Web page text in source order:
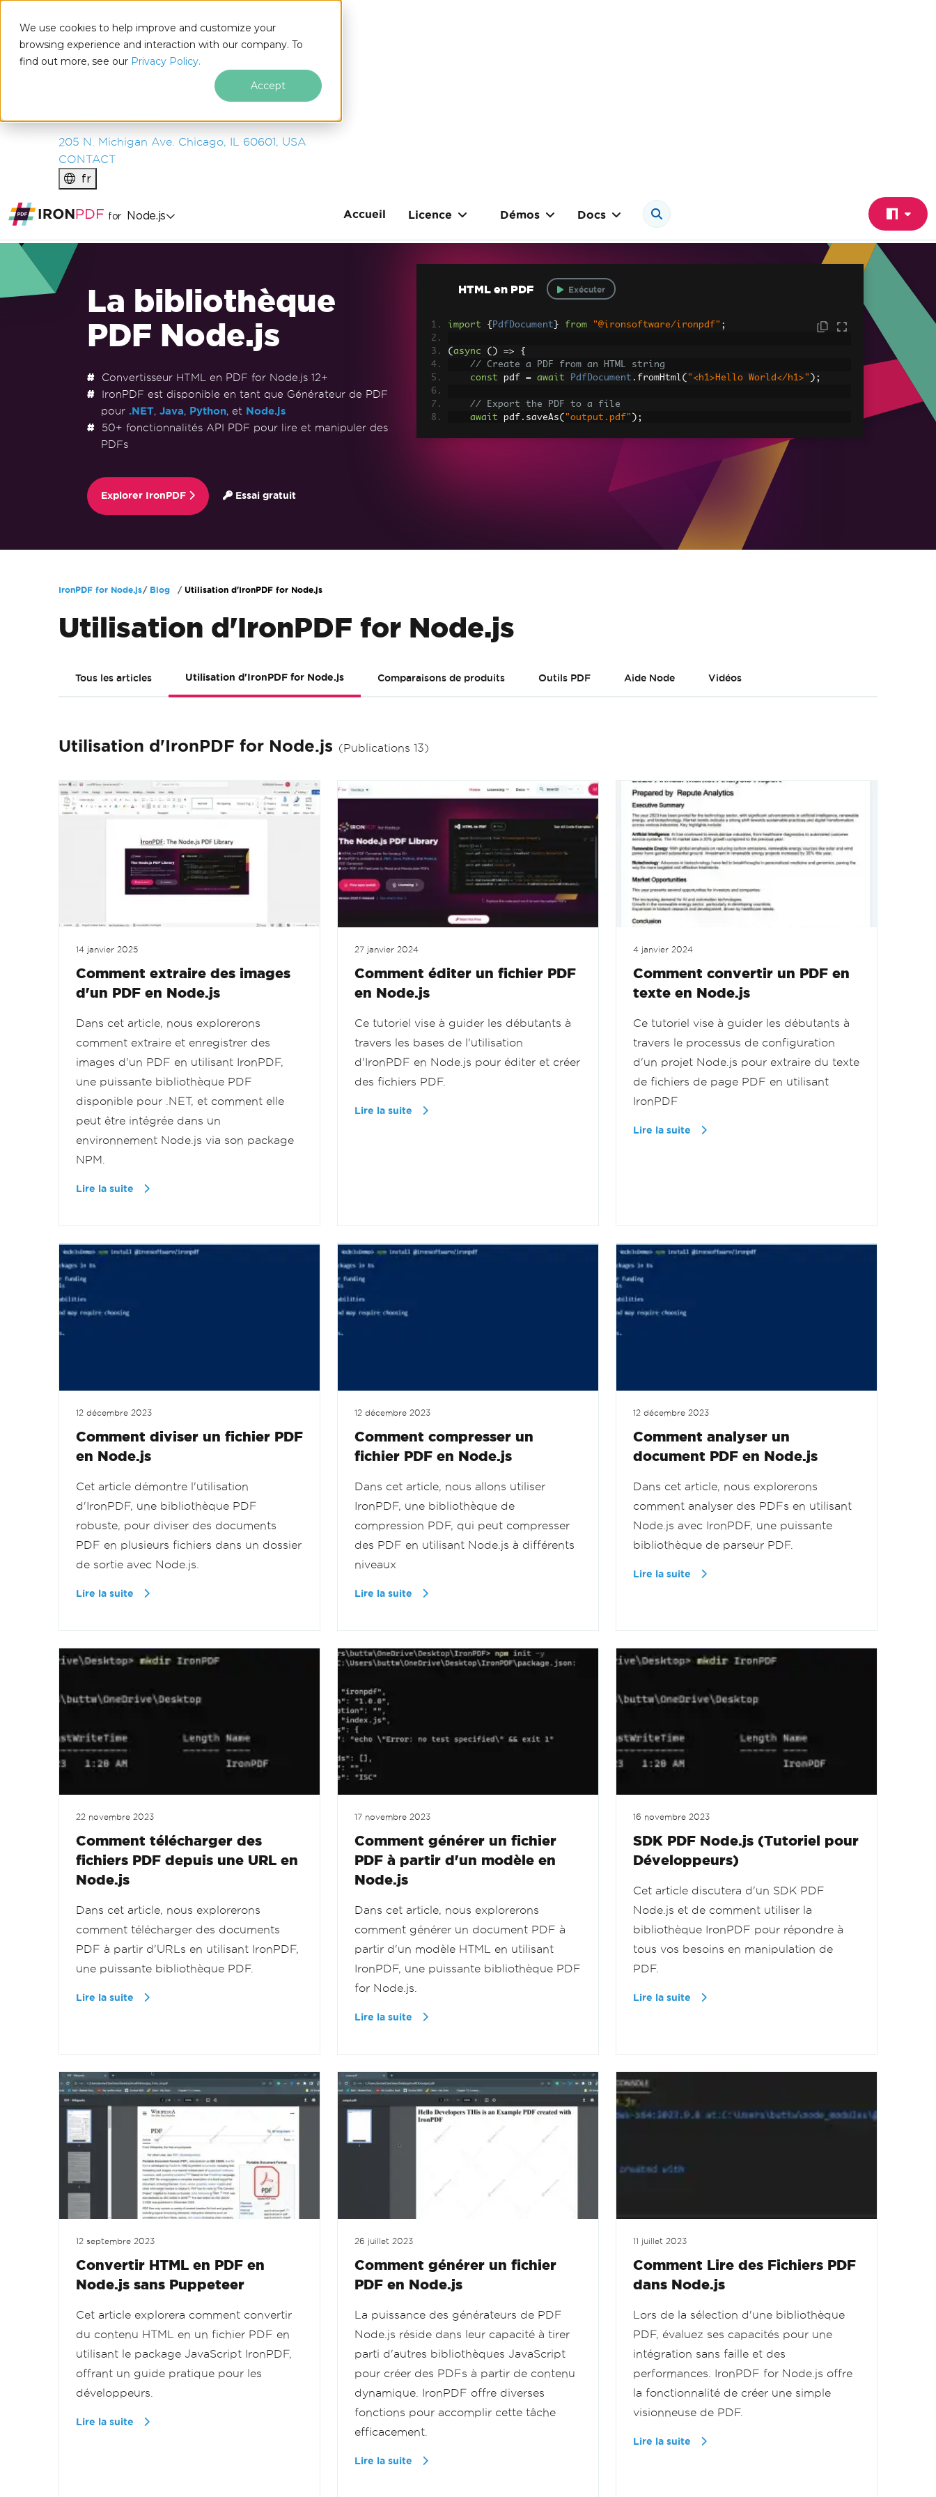
We use cookies to help improve and customize your
browsing experience and interaction with our company. To
find out more, see our Privacy Policy.
Accept
IRONSOFTWARE
PRODUITS
ENTREPRISE
205 N. Michigan Ave. Chicago, IL 60601, USA
CONTACT
fr
for Node.js Accueil Licence Démos Docs
La bibliothèque
PDF Node.js
Convertisseur HTML en PDF for Node.js 12+
IronPDF est disponible en tant que Générateur de PDF
pour .NET, Java, Python, et Node.js
50+ fonctionnalités API PDF pour lire et manipuler des
PDFs
Explorer IronPDF Essai gratuit
HTML en PDF Exécuter
import { PdfDocument } from "@ironsoftware/ironpdf" ;
( async () =>
{
// Create a PDF from an HTML string
const pdf = await PdfDocument . fromHtml( "<h1>Hello World</h1>" );
// Export the PDF to a file
await pdf . saveAs( "output.pdf" );
// Load external HTML assets: Images, CSS, and JavaScript.
htmlContentWithAssets "<img src='icons/iron.png'>"
PdfDocument fromHtml
htmlContentWithAsset
"html-with-assets.pdf"
})();
IronPDF for Node.js Blog Utilisation d'IronPDF for Node.js
Utilisation d'IronPDF for Node.js
Tous les articles Utilisation d'IronPDF for Node.js Comparaisons de produits Outils PDF Aide Node Vidéos
Utilisation d'IronPDF for Node.js (Publications 13)
14 janvier 2025
Comment extraire des images
d'un PDF en Node.js
Dans cet article, nous explorerons
comment extraire et enregistrer des
images d'un PDF en utilisant IronPDF,
une puissante bibliothèque PDF
disponible pour .NET, et comment elle
peut être intégrée dans un
environnement Node.js via son package
NPM.
Lire la suite
27 janvier 2024
Comment éditer un fichier PDF
en Node.js
Ce tutoriel vise à guider les débutants à
travers les bases de l'utilisation
d'IronPDF en Node.js pour éditer et créer
des fichiers PDF.
Lire la suite
4 janvier 2024
Comment convertir un PDF en
texte en Node.js
Ce tutoriel vise à guider les débutants à
travers le processus de configuration
d'un projet Node.js pour extraire du texte
de fichiers de page PDF en utilisant
IronPDF
Lire la suite
12 décembre 2023
Comment diviser un fichier PDF
en Node.js
Cet article démontre l'utilisation
d'IronPDF, une bibliothèque PDF
robuste, pour diviser des documents
PDF en plusieurs fichiers dans un dossier
de sortie avec Node.js.
Lire la suite
12 décembre 2023
Comment compresser un
fichier PDF en Node.js
Dans cet article, nous allons utiliser
IronPDF, une bibliothèque de
compression PDF, qui peut compresser
des PDF en utilisant Node.js à différents
niveaux
Lire la suite
12 décembre 2023
Comment analyser un
document PDF en Node.js
Dans cet article, nous explorerons
comment analyser des PDFs en utilisant
Node.js avec IronPDF, une puissante
bibliothèque de parseur PDF.
Lire la suite
22 novembre 2023
Comment télécharger des
fichiers PDF depuis une URL en
Node.js
Dans cet article, nous explorerons
comment télécharger des documents
PDF à partir d'URLs en utilisant IronPDF,
une puissante bibliothèque PDF.
Lire la suite
17 novembre 2023
Comment générer un fichier
PDF à partir d'un modèle en
Node.js
Dans cet article, nous explorerons
comment générer un document PDF à
partir d'un modèle HTML en utilisant
IronPDF, une puissante bibliothèque PDF
for Node.js.
Lire la suite
16 novembre 2023
SDK PDF Node.js (Tutoriel pour
Développeurs)
Cet article discutera d'un SDK PDF
Node.js et de comment utiliser la
bibliothèque IronPDF pour répondre à
tous vos besoins en manipulation de
PDF.
Lire la suite
12 septembre 2023
Convertir HTML en PDF en
Node.js sans Puppeteer
Cet article explorera comment convertir
du contenu HTML en un fichier PDF en
utilisant le package JavaScript IronPDF,
offrant un guide pratique pour les
développeurs.
Lire la suite
26 juillet 2023
Comment générer un fichier
PDF en Node.js
La puissance des générateurs de PDF
Node.js réside dans leur capacité à tirer
parti d'autres bibliothèques JavaScript
pour créer des PDFs à partir de contenu
dynamique. IronPDF offre diverses
fonctions pour accomplir cette tâche
efficacement.
Lire la suite
11 juillet 2023
Comment Lire des Fichiers PDF
dans Node.js
Lors de la sélection d'une bibliothèque
PDF, évaluez ses capacités pour une
intégration sans faille et des
performances. IronPDF for Node.js offre
la fonctionnalité de créer une simple
visionneuse de PDF.
Lire la suite